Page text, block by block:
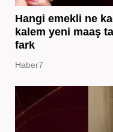
Hangi emekli ne
kalem yeni maaş
fark
Haber7